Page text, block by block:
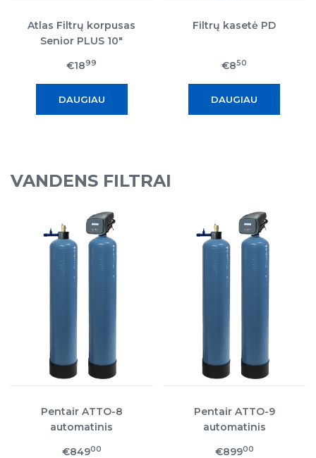
Atlas Filtrų korpusas
Senior PLUS 10"
€1899
DAUGIAU
Filtrų kasetė PD
€850
DAUGIAU
VANDENS FILTRAI
Pentair ATTO-8
automatinis
€84900
Pentair ATTO-9
automatinis
€89900